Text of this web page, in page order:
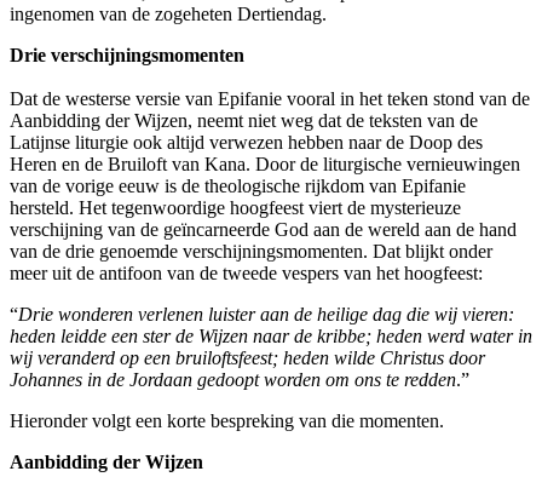
ingenomen van de zogeheten Dertiendag.
Drie verschijningsmomenten
Dat de westerse versie van Epifanie vooral in het teken stond van de
Aanbidding der Wijzen, neemt niet weg dat de teksten van de
Latijnse liturgie ook altijd verwezen hebben naar de Doop des
Heren en de Bruiloft van Kana. Door de liturgische vernieuwingen
van de vorige eeuw is de theologische rijkdom van Epifanie
hersteld. Het tegenwoordige hoogfeest viert de mysterieuze
verschijning van de geïncarneerde God aan de wereld aan de hand
van de drie genoemde verschijningsmomenten. Dat blijkt onder
meer uit de antifoon van de tweede vespers van het hoogfeest:
“Drie wonderen verlenen luister aan de heilige dag die wij vieren:
heden leidde een ster de Wijzen naar de kribbe; heden werd water in
wij veranderd op een bruiloftsfeest; heden wilde Christus door
Johannes in de Jordaan gedoopt worden om ons te redden.”
Hieronder volgt een korte bespreking van die momenten.
Aanbidding der Wijzen